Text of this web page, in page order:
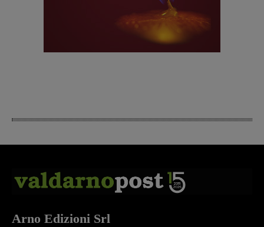
Arno Edizioni Srl